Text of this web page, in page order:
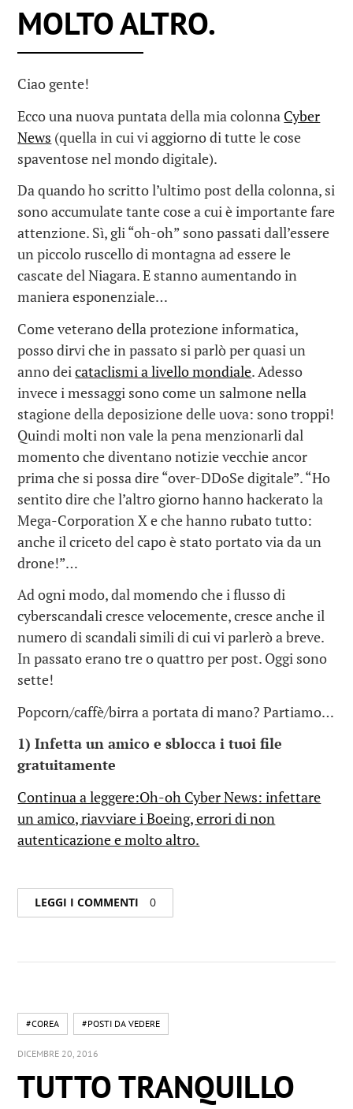
MOLTO ALTRO.
Ciao gente!
Ecco una nuova puntata della mia colonna Cyber
News (quella in cui vi aggiorno di tutte le cose
spaventose nel mondo digitale).
Da quando ho scritto l’ultimo post della colonna, si
sono accumulate tante cose a cui è importante fare
attenzione. Sì, gli “oh-oh” sono passati dall’essere
un piccolo ruscello di montagna ad essere le
cascate del Niagara. E stanno aumentando in
maniera esponenziale…
Come veterano della protezione informatica,
posso dirvi che in passato si parlò per quasi un
anno deicataclismi a livello mondiale. Adesso
invece i messaggi sono come un salmone nella
stagione della deposizione delle uova: sono troppi!
Quindi molti non vale la pena menzionarli dal
momento che diventano notizie vecchie ancor
prima che si possa dire “over-DDoSe digitale”. “Ho
sentito dire che l’altro giorno hanno hackerato la
Mega-Corporation X e che hanno rubato tutto:
anche il criceto del capo è stato portato via da un
drone!”…
Ad ogni modo, dal momendo che i flusso di
cyberscandali cresce velocemente, cresce anche il
numero di scandali simili di cui vi parlerò a breve.
In passato erano tre o quattro per post. Oggi sono
sette!
Popcorn/caffè/birra a portata di mano? Partiamo…
1)Infetta un amico e sblocca i tuoi file
gratuitamente
Continua a leggere:Oh-oh Cyber News: infettare
un amico, riavviare i Boeing, errori di non
autenticazione e molto altro.
LEGGI I COMMENTI 0
#COREA #POSTI DA VEDERE
DICEMBRE 20, 2016
TUTTO TRANQUILLO